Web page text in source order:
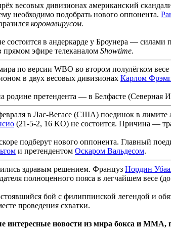
весовых дивизионах американский
необходимо подобрать нового оппонента.
коронавирусом.
состоится в андеркарде у Броунера — силами
эфире телеканалом Showtime.
по версии WBO во втором полулёгком весе
в двух весовых дивизионах Карлом
родине претендента — в Белфасте (Северная
в Лас-Вегасе (США) поединок в лимите
(21-5-2, 16 KO) не состоится. Причина —
подберут нового оппонента. Главный
и претендентом Оскаром Вальдесом.
здравым решением. Француз Нордин
полноценного пояса в легчайшем весе
бой с филиппинской легендой и
проведения схватки.
интересные новости из мира бокса и ММА,